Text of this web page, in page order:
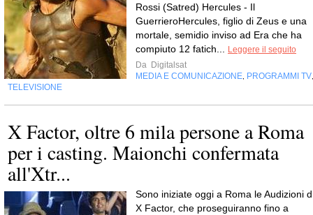
Rossi (Satred) Hercules - Il
GuerrieroHercules, figlio di Zeus e una
mortale, semidio inviso ad Era che ha
compiuto 12 fatich...
Leggere il seguito
Da Digitalsat
MEDIA E COMUNICAZIONE PROGRAMMI TV
TELEVISIONE
X Factor, oltre 6 mila persone a Roma
per i casting. Maionchi confermata
all'Xtr...
Sono iniziate oggi a Roma le Audizioni
X Factor, che proseguiranno fino a